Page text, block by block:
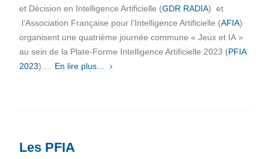
et Décision en Intelligence Artificielle (GDR RADIA) et
l’Association Française pour l’Intelligence Artificielle (AFIA)
organisent une quatrième journée commune « Jeux et IA »
au sein de la Plate-Forme Intelligence Artificielle 2023 (PFIA
2023).… En lire plus...
Les PFIA